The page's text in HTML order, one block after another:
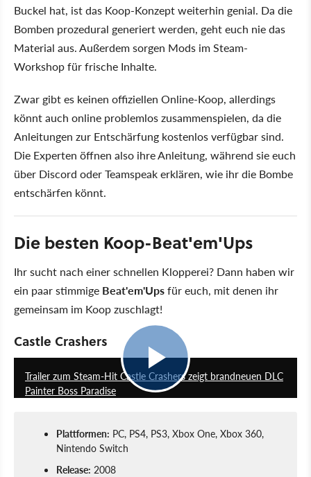
Buckel hat, ist das Koop-Konzept weiterhin genial. Da die
Bomben prozedural generiert werden, geht euch nie das
Material aus. Außerdem sorgen Mods im Steam-
Workshop für frische Inhalte.
Zwar gibt es keinen offiziellen Online-Koop, allerdings
könnt auch online problemlos zusammenspielen, da die
Anleitungen zur Entschärfung kostenlos verfügbar sind.
Die Experten öffnen also ihre Anleitung, während sie euch
über Discord oder Teamspeak erklären, wie ihr die Bombe
entschärfen könnt.
Die besten Koop-Beat'em'Ups
Ihr sucht nach einer schnellen Klopperei? Dann haben wir
ein paar stimmige Beat'em'Upsfür euch, mit denen ihr
gemeinsam im Koop zuschlagt!
Castle Crashers
Trailer zum Steam-Hit Castle Crashers zeigt brandneuen DLC
Painter Boss Paradise
Plattformen: PC, PS4, PS3, Xbox One, Xbox 360,
Nintendo Switch
Release: 2008